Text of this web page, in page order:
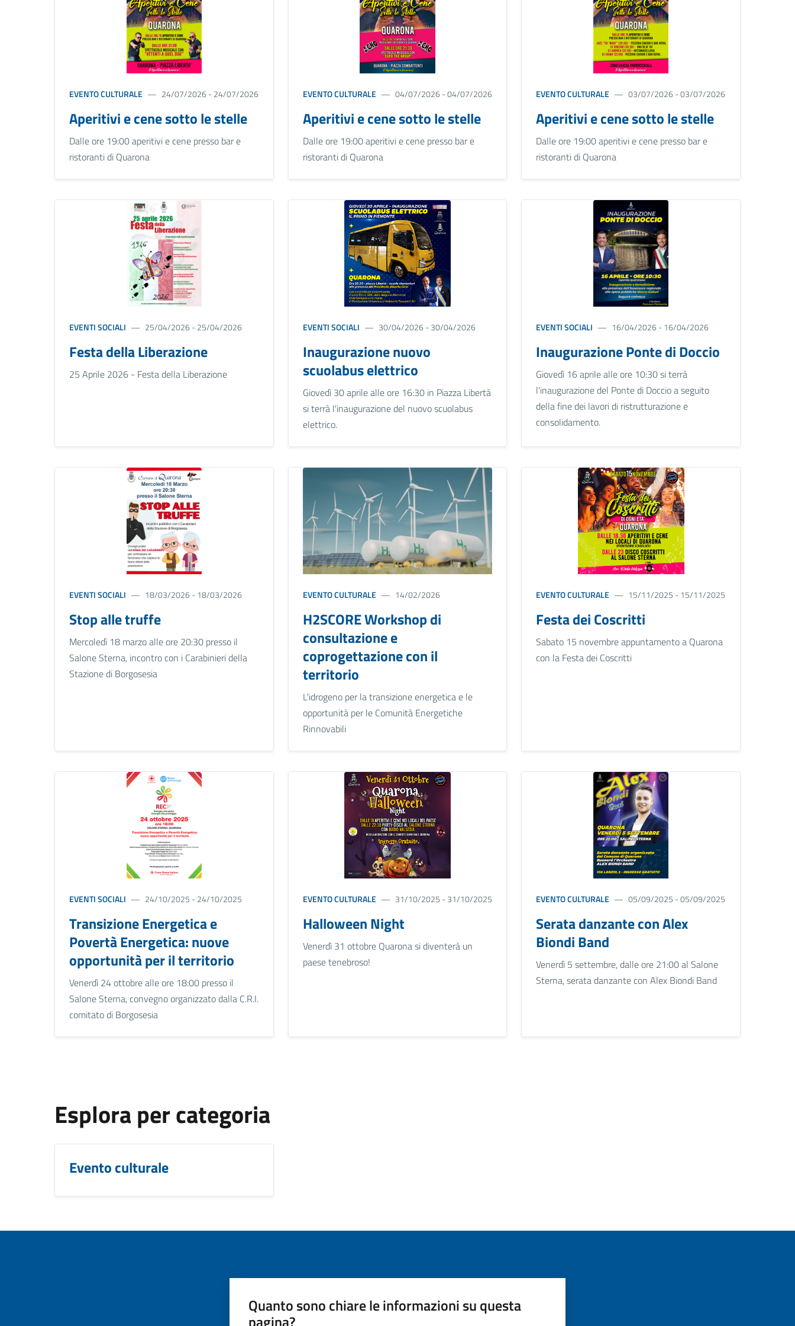
EVENTO CULTURALE 24/07/2026 - 24/07/2026
Aperitivi e cene sotto le stelle
Dalle ore 19:00 aperitivi e cene presso bar e
ristoranti di Quarona
EVENTO CULTURALE 04/07/2026 - 04/07/2026
Aperitivi e cene sotto le stelle
Dalle ore 19:00 aperitivi e cene presso bar e
ristoranti di Quarona
EVENTO CULTURALE 03/07/2026 - 03/07/2026
Aperitivi e cene sotto le stelle
Dalle ore 19:00 aperitivi e cene presso bar e
ristoranti di Quarona
EVENTI SOCIALI 25/04/2026 - 25/04/2026
Festa della Liberazione
25 Aprile 2026 - Festa della Liberazione
EVENTI SOCIALI 30/04/2026 - 30/04/2026
Inaugurazione nuovo
scuolabus elettrico
Giovedì 30 aprile alle ore 16:30 in Piazza Libertà
si terrà l'inaugurazione del nuovo scuolabus
elettrico.
EVENTI SOCIALI 16/04/2026 - 16/04/2026
Inaugurazione Ponte di Doccio
Giovedì 16 aprile alle ore 10:30 si terrà
l'inaugurazione del Ponte di Doccio a seguito
della fine dei lavori di ristrutturazione e
consolidamento.
EVENTI SOCIALI 18/03/2026 - 18/03/2026
Stop alle truffe
Mercoledì 18 marzo alle ore 20:30 presso il
Salone Sterna, incontro con i Carabinieri della
Stazione di Borgosesia
EVENTO CULTURALE 14/02/2026
H2SCORE Workshop di
consultazione e
coprogettazione con il
territorio
L'idrogeno per la transizione energetica e le
opportunità per le Comunità Energetiche
Rinnovabili
EVENTO CULTURALE 15/11/2025 - 15/11/2025
Festa dei Coscritti
Sabato 15 novembre appuntamento a Quarona
con la Festa dei Coscritti
EVENTI SOCIALI 24/10/2025 - 24/10/2025
Transizione Energetica e
Povertà Energetica: nuove
opportunità per il territorio
Venerdì 24 ottobre alle ore 18:00 presso il
Salone Sterna, convegno organizzato dalla C.R.I.
comitato di Borgosesia
EVENTO CULTURALE 31/10/2025 - 31/10/2025
Halloween Night
Venerdì 31 ottobre Quarona si diventerà un
paese tenebroso!
EVENTO CULTURALE 05/09/2025 - 05/09/2025
Serata danzante con Alex
Biondi Band
Venerdì 5 settembre, dalle ore 21:00 al Salone
Sterna, serata danzante con Alex Biondi Band
Esplora per categoria
Evento culturale
Quanto sono chiare le informazioni su questa